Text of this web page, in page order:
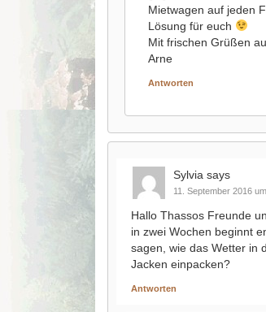
Mietwagen auf jeden
Lösung für euch
Mit frischen Grüßen
Arne
Antworten
Sylvia says
11. September 2016
Hallo Thassos Freunde
in zwei Wochen beginnt
sagen, wie das Wetter in
Jacken einpacken?
Antworten